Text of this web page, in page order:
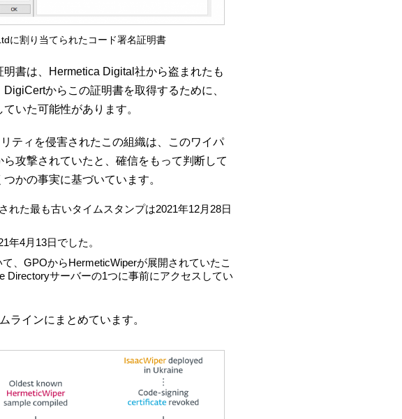
に割り当てられたコード署名証明書
明書は、Hermetica Digital社から盗まれたも
からこの証明書を取得するために、
いた可能性があります。
ティを侵害されたこの組織は、このワイパ
攻撃されていたと、確信をもって判断して
かの事実に基づいています。
れた最も古いタイムスタンプは2021年12月28日
年4月13日でした。
、GPOからHermeticWiperが展開されていたこ
Directoryサーバーの1つに事前にアクセスしてい
ラインにまとめています。